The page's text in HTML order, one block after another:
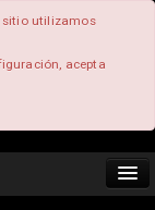
sitio utilizamos
acepta